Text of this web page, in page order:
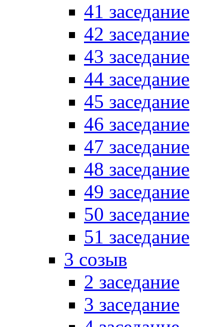
41 заседание
42 заседание
43 заседание
44 заседание
45 заседание
46 заседание
47 заседание
48 заседание
49 заседание
50 заседание
51 заседание
3 созыв
2 заседание
3 заседание